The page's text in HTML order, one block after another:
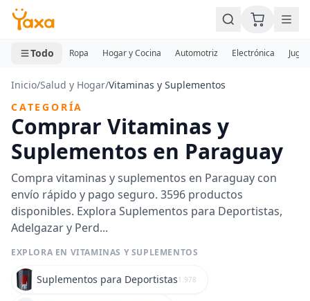
MINI CARRITO
0 productos
Todo Ropa Hogar y Cocina Automotriz Electrónica
Inicio/Salud y Hogar/Vitaminas y Suplementos
CATEGORÍA
Comprar Vitaminas y
Suplementos en Paraguay
Compra vitaminas y suplementos en Paraguay con
envío rápido y pago seguro. 3596 productos
disponibles. Explora Suplementos para Deportistas,
Adelgazar y Perd...
EXPLORA EN VITAMINAS Y SUPLEMENTOS
Suplementos para Deportistas1.978